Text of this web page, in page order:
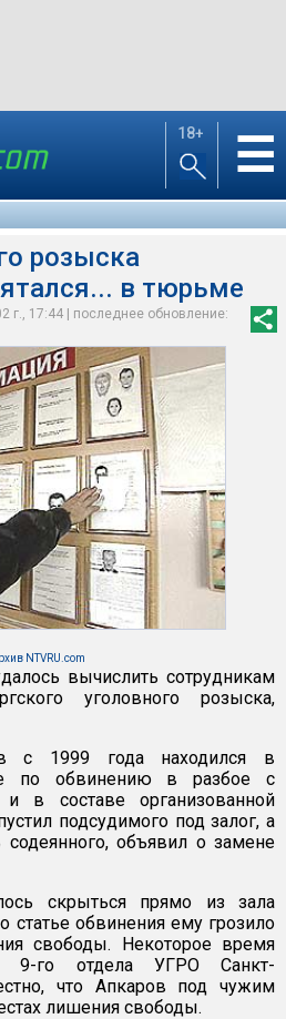
18+ ☰
розыска
в тюрьме
г., 17:44 | последнее обновление:
NTVRU.com
вычислить сотрудникам
уголовного розыска,
с 1999 года находился в
по обвинению в разбое с
в составе организованной
подсудимого под залог, а
объявил о замене
скрыться прямо из зала
статье обвинения ему грозило
свободы. Некоторое время
9-го отдела УГРО Санкт-
что Апкаров под чужим
лишения свободы.